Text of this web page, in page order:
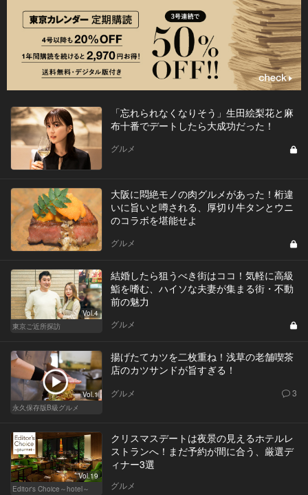
「忘れられなくなりそう」生田絵梨花と麻
布十番でデートしたら大成功だった！
グルメ
大阪に悶絶モノの肉グルメがあった！桁違
いに旨いと噂される、厚切り牛タンとウニ
のコラボを堪能せよ
グルメ
Vol.4
東京ご近所探訪
結婚したら狙うべき街はココ！気軽に高級
鮨を嗜む、ハイソな夫妻が集まる街・不動
前の魅力
グルメ
Vol.1
永久保存版B級グルメ
揚げたてカツを二枚重ね！浅草の老舗喫茶
店のカツサンドが旨すぎる！
グルメ 3
Vol.19
Editor's Choice～hotel～
クリスマスデートは夜景の見えるホテルレ
ストランへ！まだ予約が間に合う、厳選デ
ィナー3選
グルメ